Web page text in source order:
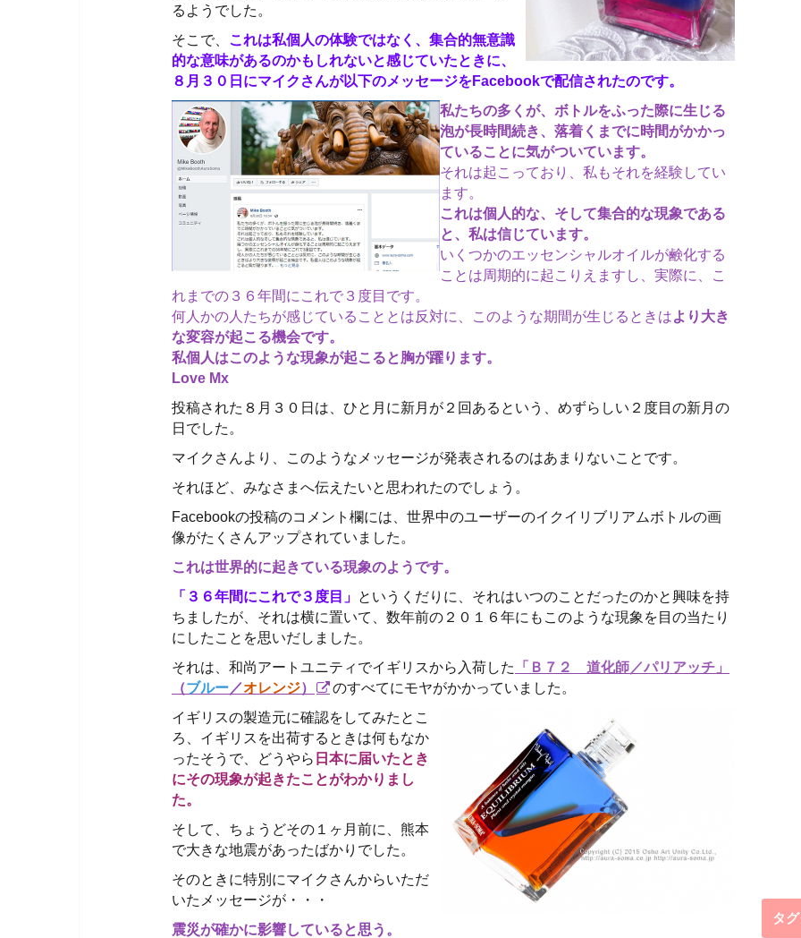
るようでした。
そこで、 これは私個人の体験ではなく、集合的無意識
的な意味があるのかもしれないと感じていたときに、
８月３０日にマイクさんが以下のメッセージをFacebookで配信されたのです。
私たちの多くが、ボトルをふった際に生じる
泡が長時間続き、落着くまでに時間がかかっ
ていることに気がついています。
それは起こっており、私もそれを経験してい
ます。
これは個人的な、そして集合的な現象である
と、私は信じています。
いくつかのエッセンシャルオイルが鹸化する
ことは周期的に起こりえますし、実際に、こ
れまでの３６年間にこれで３度目です。
何人かの人たちが感じていることとは反対に、このような期間が生じるときはより大き
な変容が起こる機会です。
私個人はこのような現象が起こると胸が躍ります。
Love Mx
投稿された８月３０日は、ひと月に新月が２回あるという、めずらしい２度目の新月の
日でした。
マイクさんより、このようなメッセージが発表されるのはあまりないことです。
それほど、みなさまへ伝えたいと思われたのでしょう。
Facebookの投稿のコメント欄には、世界中のユーザーのイクイリブリアムボトルの画
像がたくさんアップされていました。
これは世界的に起きている現象のようです。
「３６年間にこれで３度目」 というくだりに、それはいつのことだったのかと興味を持
ちましたが、それは横に置いて、数年前の２０１６年にもこのような現象を目の当たり
にしたことを思いだしました。
それは、和尚アートユニティでイギリスから入荷した
「Ｂ７２ 道化師／パリアッチ」
（ブルー／オレンジ）
のすべてにモヤがかかっていました。
イギリスの製造元に確認をしてみたとこ
ろ、イギリスを出荷するときは何もなか
ったそうで、どうやら 日本に届いたとき
にその現象が起きたことがわかりまし
た。
そして、ちょうどその１ヶ月前に、熊本
で大きな地震があったばかりでした。
そのときに特別にマイクさんからいただ
いたメッセージが・・・
震災が確かに影響していると思う。
タ